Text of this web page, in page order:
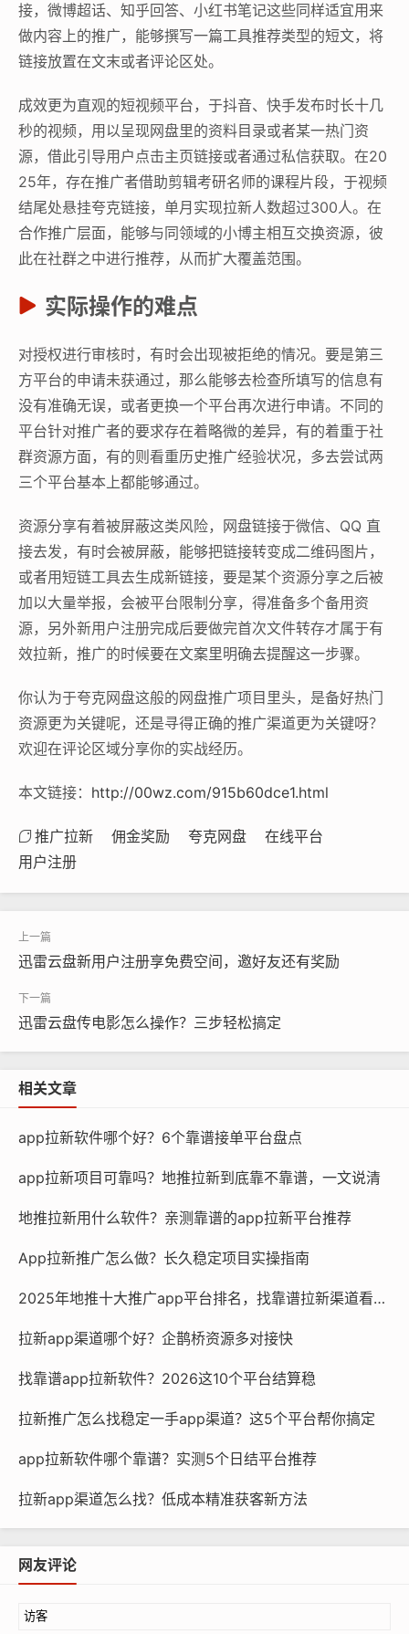
接，微博超话、知乎回答、小红书笔记这些同样适宜用来
做内容上的推广，能够撰写一篇工具推荐类型的短文，将
链接放置在文末或者评论区处。
成效更为直观的短视频平台，于抖音、快手发布时长十几
秒的视频，用以呈现网盘里的资料目录或者某一热门资
源，借此引导用户点击主页链接或者通过私信获取。在20
25年，存在推广者借助剪辑考研名师的课程片段，于视频
结尾处悬挂夸克链接，单月实现拉新人数超过300人。在
合作推广层面，能够与同领域的小博主相互交换资源，彼
此在社群之中进行推荐，从而扩大覆盖范围。
实际操作的难点
对授权进行审核时，有时会出现被拒绝的情况。要是第三
方平台的申请未获通过，那么能够去检查所填写的信息有
没有准确无误，或者更换一个平台再次进行申请。不同的
平台针对推广者的要求存在着略微的差异，有的着重于社
群资源方面，有的则看重历史推广经验状况，多去尝试两
三个平台基本上都能够通过。
资源分享有着被屏蔽这类风险，网盘链接于微信、QQ 直
接去发，有时会被屏蔽，能够把链接转变成二维码图片，
或者用短链工具去生成新链接，要是某个资源分享之后被
加以大量举报，会被平台限制分享，得准备多个备用资
源，另外新用户注册完成后要做完首次文件转存才属于有
效拉新，推广的时候要在文案里明确去提醒这一步骤。
你认为于夸克网盘这般的网盘推广项目里头，是备好热门
资源更为关键呢，还是寻得正确的推广渠道更为关键呀？
欢迎在评论区域分享你的实战经历。
本文链接： http://00wz.com/915b60dce1.html
推广拉新 佣金奖励 夸克网盘
在线平台
用户注册
迅雷云盘新用户注册享免费空间，邀好友还有奖励
迅雷云盘传电影怎么操作？三步轻松搞定
相关文章
app拉新软件哪个好？6个靠谱接单平台盘点
app拉新项目可靠吗？地推拉新到底靠不靠谱，一文说清
地推拉新用什么软件？亲测靠谱的app拉新平台推荐
App拉新推广怎么做？长久稳定项目实操指南
2025年地推十大推广app平台排名，找靠谱拉新渠道看这篇
拉新app渠道哪个好？企鹊桥资源多对接快
找靠谱app拉新软件？2026这10个平台结算稳
拉新推广怎么找稳定一手app渠道？这5个平台帮你搞定
app拉新软件哪个靠谱？实测5个日结平台推荐
拉新app渠道怎么找？低成本精准获客新方法
网友评论